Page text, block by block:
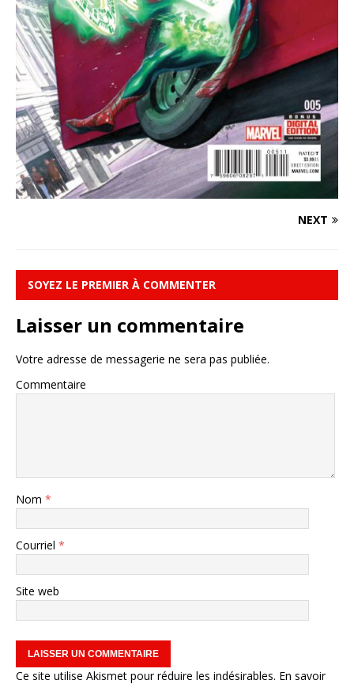
NEXT
SOYEZ LE PREMIER À COMMENTER
Laisser un commentaire
Votre adresse de messagerie ne sera pas publiée.
Commentaire
Nom *
Courriel *
Site web
Ce site utilise Akismet pour réduire les indésirables. En savoir